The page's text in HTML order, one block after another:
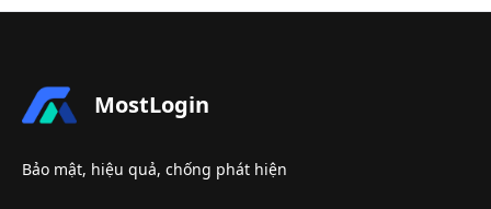
MostLogin
Bảo mật, hiệu quả, chống phát hiện